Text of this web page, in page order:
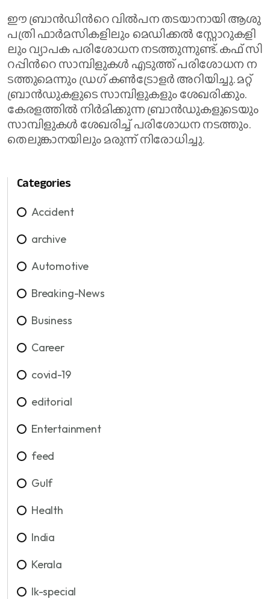
ഈ ​ബ്രാ​ൻ​ഡി​ന്‍റെ വി​ൽ​പ​ന ത​ട​യാ​നാ​യി ആ​ശു​
പ​ത്രി ഫാ​ർ​മ​സി​ക​ളി​ലും മെ​ഡി​ക്ക​ൽ സ്റ്റോ​റു​ക​ളി​
ലും വ്യാ​പ​ക പ​രി​ശോ​ധ​ന ന​ട​ത്തു​ന്നു​ണ്ട്. ക​ഫ് സി​
റ​പ്പി​ന്‍റെ സാ​മ്പി​ളു​ക​ൾ എ​ടു​ത്ത് പ​രി​ശോ​ധ​ന ന​
ട​ത്തു​മെ​ന്നും ഡ്ര​ഗ് ക​ൺ​ട്രോ​ള​ർ അ​റി​യി​ച്ചു. മ​റ്റ്
ബ്രാ​ൻ​ഡു​ക​ളു​ടെ സാ​മ്പി​ളു​ക​ളും ശേ​ഖ​രി​ക്കും.
കേ​ര​ള​ത്തി​ൽ നി​ർ​മി​ക്കു​ന്ന ബ്രാ​ൻ​ഡു​ക​ളു​ടെ​യും
സാ​മ്പി​ളു​ക​ൾ ശേ​ഖ​രി​ച്ച് പ​രി​ശോ​ധ​ന ന​ട​ത്തും.
തെ​ലു​ങ്കാ​ന​യി​ലും മ​രു​ന്ന് നി​രോ​ധി​ച്ചു.
Categories
Accident
archive
Automotive
Breaking-News
Business
Career
covid-19
editorial
Entertainment
feed
Gulf
Health
India
Kerala
lk-special